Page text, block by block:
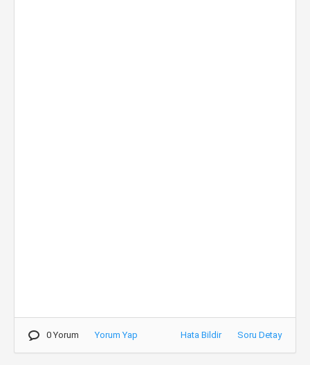
0 Yorum Yorum Yap Hata Bildir Soru Detay